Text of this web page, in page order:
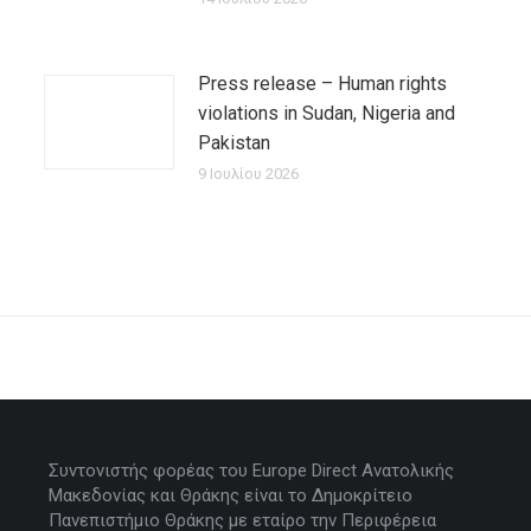
Press release – Human rights
violations in Sudan, Nigeria and
Pakistan
9 Ιουλίου 2026
Συντονιστής φορέας του Europe Direct Ανατολικής
Μακεδονίας και Θράκης είναι το Δημοκρίτειο
Πανεπιστήμιο Θράκης με εταίρο την Περιφέρεια